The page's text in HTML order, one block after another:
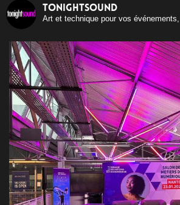
tonightsound
Art et technique pour vos